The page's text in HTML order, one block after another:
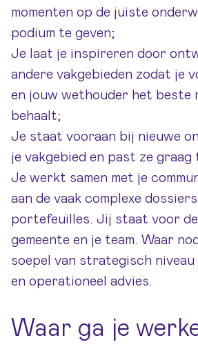
momenten op de juiste
podium te geven;
Je laat je inspireren door
andere vakgebieden zodat je
en jouw wethouder het beste
behaalt;
Je staat vooraan bij nieuwe
je vakgebied en past ze graag
Je werkt samen met je
aan de vaak complexe
portefeuilles. Jij staat voor
gemeente en je team. Waar
soepel van strategisch
en operationeel advies.
Waar ga je